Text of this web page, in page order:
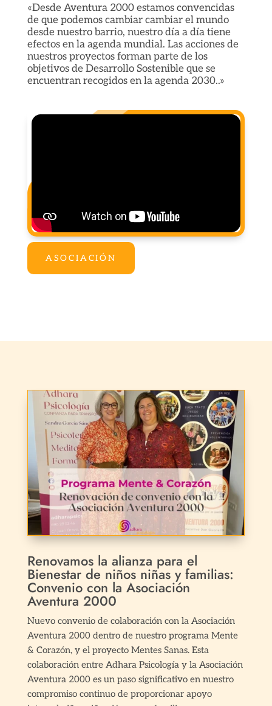
«Desde Aventura 2000 estamos convencidas
de que podemos cambiar cambiar el mundo
desde nuestro barrio, nuestro día a día tiene
efectos en la agenda mundial. Las acciones de
nuestros proyectos forman parte de los
objetivos de Desarrollo Sostenible que se
encuentran recogidos en la agenda 2030..»
ASOCIACIÓN
Renovamos la alianza para el
Bienestar de niños niñas y familias:
Convenio con la Asociación
Aventura 2000
Nuevo convenio de colaboración con la Asociación
Aventura 2000 dentro de nuestro programa Mente
& Corazón, y el proyecto Mentes Sanas. Esta
colaboración entre Adhara Psicología y la Asociación
Aventura 2000 es un paso significativo en nuestro
compromiso continuo de proporcionar apoyo